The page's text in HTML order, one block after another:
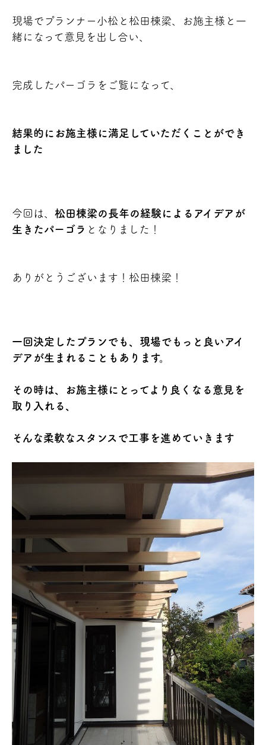
現場でプランナー小松と松田棟梁、お施主様と一
緒になって意見を出し合い、
完成したパーゴラをご覧になって、
結果的にお施主様に満足していただくことができ
ました
今回は、 松田棟梁の長年の経験によるアイデアが
生きたパーゴラ となりました！
ありがとうございます！松田棟梁！
一回決定したプランでも、現場でもっと良いアイ
デアが生まれることもあります。
その時は、お施主様にとってより良くなる意見を
取り入れる、
そんな柔軟なスタンスで工事を進めていきます